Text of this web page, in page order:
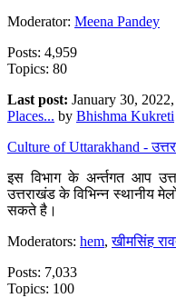
Moderator: Meena Pandey
Posts: 4,959
Topics: 80
Last post: January 30,
Places... by Bhishma Kukreti
Culture of Uttarakhand -
इस विभाग के अर्न्तगत आप
उत्तराखंड के विभिन्न स्थानीय
सकते है।
Moderators: hem,खीमसिंह
Posts: 7,033
Topics: 100